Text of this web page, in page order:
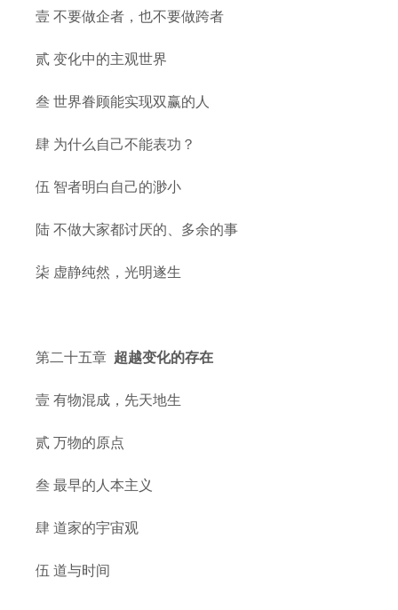
壹 不要做企者，也不要做跨者
贰 变化中的主观世界
叁 世界眷顾能实现双赢的人
肆 为什么自己不能表功？
伍 智者明白自己的渺小
陆 不做大家都讨厌的、多余的事
柒 虚静纯然，光明遂生
第二十五章 超越变化的存在
壹 有物混成，先天地生
贰 万物的原点
叁 最早的人本主义
肆 道家的宇宙观
伍 道与时间